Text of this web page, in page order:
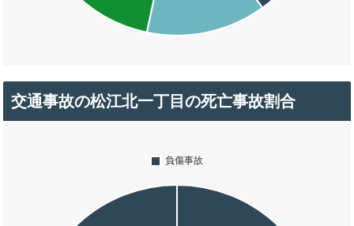
交通事故の松江北一丁目の死亡事故割合